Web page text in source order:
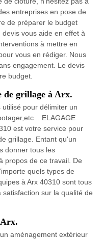
entreprises en pose de
de préparer le budget
vous aide en effet à
à mettre en
vous en rédiger. Nous
engagement. Le devis
budget.
de grillage à Arx.
pour délimiter un
ELAGAGE
est votre service pour
grillage. Entant qu'un
donner tous les
propos de ce travail. De
quels types de
à Arx 40310 sont tous
sur la qualité de
aménagement extérieur